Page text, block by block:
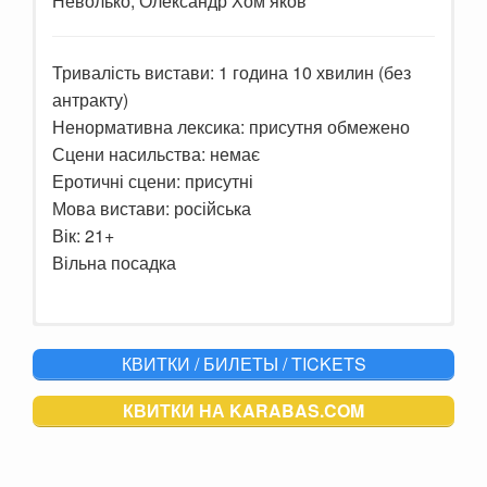
Тривалість вистави: 1 година 10 хвилин (без
антракту)
Ненормативна лексика: присутня обмежено
Сцени насильства: немає
Еротичні сцени: присутні
Мова вистави: російська
Вік: 21+
Вільна посадка
Разве есть место страсти во время
войны? Но ведь любовь не выбирает
время. Герои оказываются в плену
чувств и переживаний.Простая
сельская женщина, неожиданно, в
КВИТКИ / БИЛЕТЫ / TICKETS
КВИТКИ НА KARABAS.COM